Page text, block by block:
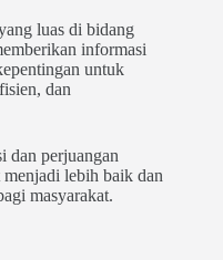
luas di bidang
informasi
untuk
dan
dan perjuangan
menjadi lebih baik dan
masyarakat.